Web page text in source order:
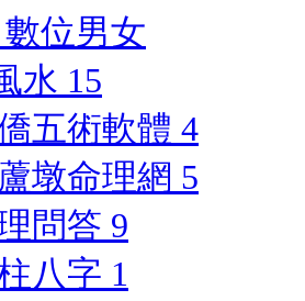
位男女
水 15
五術軟體 4
墩命理網 5
問答 9
八字 1